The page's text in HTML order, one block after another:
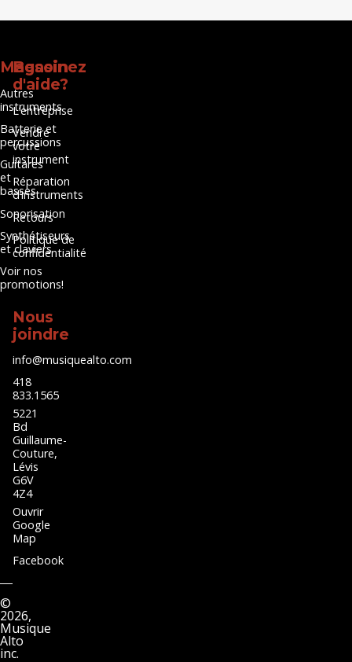
Magasinez
Autres
instruments
Batterie et
percussions
Guitares
et
basses
Sonorisation
Synthétiseurs
et claviers
Voir nos
promotions!
Besoin
d'aide?
L’entreprise
Vendre
votre
instrument
Réparation
d’instruments
Retours
Politique de
confidentialité
Nous
joindre
info@musiquealto.com
418
833.1565
5221
Bd
Guillaume-
Couture,
Lévis
G6V
4Z4
Ouvrir
Google
Map
Facebook
©
2026,
Musique
Alto
inc.